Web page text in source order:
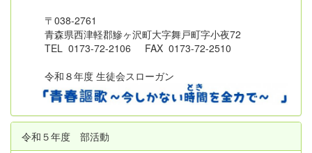
〒038-2761
青森県西津軽郡鰺ヶ沢町大字舞戸町字小夜72
TEL 0173-72-2106 FAX 0173-72-2510
令和８年度 生徒会スローガン
令和５年度 部活動